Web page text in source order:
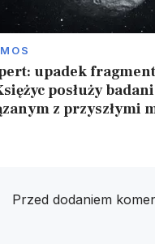
upadek
posłuży
z przyszłymi
Przed dodaniem